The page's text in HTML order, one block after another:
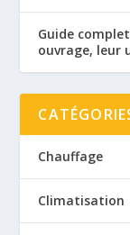
Guide
ouvrage, leur
Chauffage
Climatisation